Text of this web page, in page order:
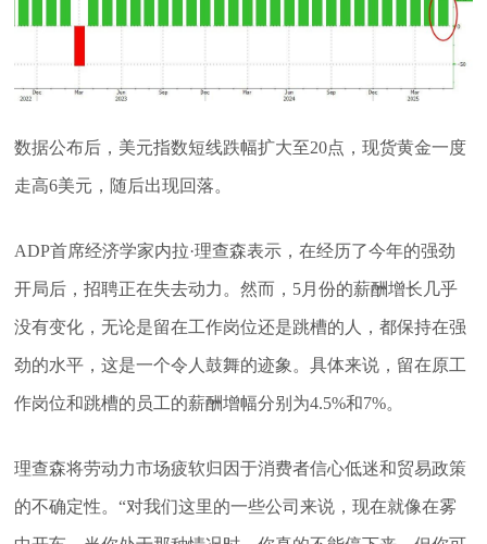
数据公布后，美元指数短线跌幅扩大至20点，现货黄金一度
走高6美元，随后出现回落。
ADP首席经济学家内拉·理查森表示，在经历了今年的强劲
开局后，招聘正在失去动力。然而，5月份的薪酬增长几乎
没有变化，无论是留在工作岗位还是跳槽的人，都保持在强
劲的水平，这是一个令人鼓舞的迹象。具体来说，留在原工
作岗位和跳槽的员工的薪酬增幅分别为4.5%和7%。
理查森将劳动力市场疲软归因于消费者信心低迷和贸易政策
的不确定性。“对我们这里的一些公司来说，现在就像在雾